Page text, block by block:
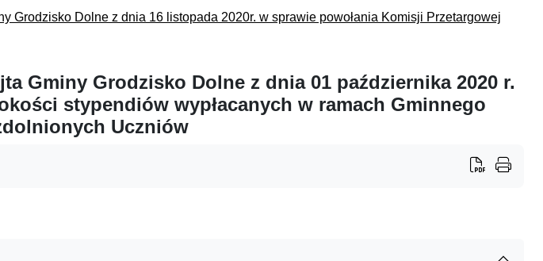
Grodzisko Dolne z dnia 16 listopada 2020r. w sprawie powołania Komisji Przetargowej
Gminy Grodzisko Dolne z dnia 01 października 2020 r.
stypendiów wypłacanych w ramach Gminnego
Uczniów